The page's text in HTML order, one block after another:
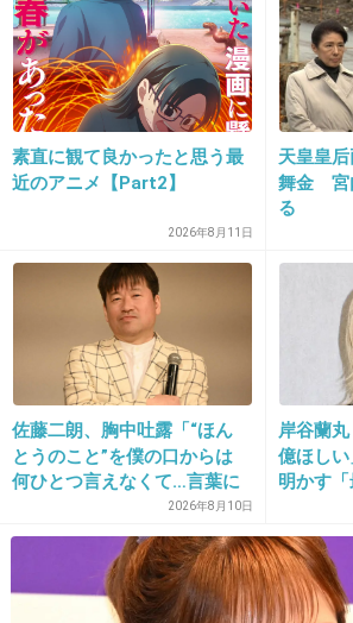
乃木坂よりは、ずっとましかな（笑）
2015/12/30(水) 11:06:23
トピみてANNて言うから てっきりテレ
と 思った。 ジャニーズとかニュース出
にANNニュースもかと ニュースや天気
てね オールナイトなら どうぞ
2015/12/30(水) 11:11:16
素直に観て良かったと思う最
近のアニメ【Part2】
2026年8月11日
天皇皇
舞金 宮
る
佐藤二朗、胸中吐露「“ほん
とうのこと”を僕の口からは
何ひとつ言えなくて…言葉に
2026年8月10日
岸谷蘭
億ほし
明かす